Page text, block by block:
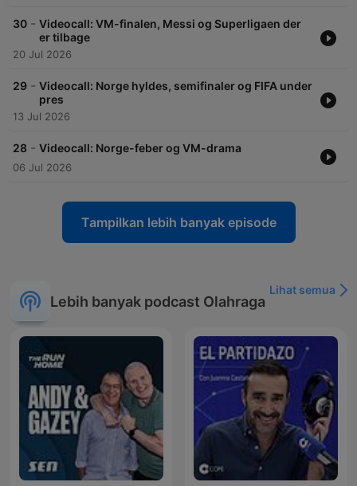
30 - Videocall: VM-finalen, Messi og Superligaen der
er tilbage
20 Jul 2026
29 - Videocall: Norge hyldes, semifinaler og FIFA under
pres
13 Jul 2026
28 - Videocall: Norge-feber og VM-drama
06 Jul 2026
Tampilkan lebih banyak episode
Lebih banyak podcast Olahraga
Lihat semua